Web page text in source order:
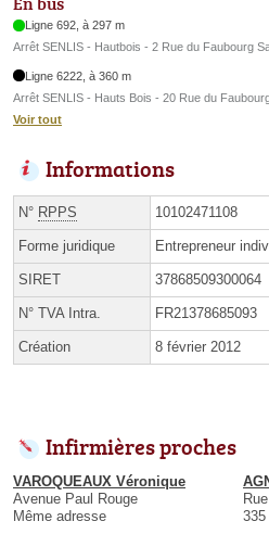
Ligne 692, à 297 m
Arrêt SENLIS - Hautbois - 2 Rue du Faubourg
Ligne 6222, à 360 m
Arrêt SENLIS - Hauts Bois - 20 Rue du
Voir tout
Informations
N° RPPS 10102471108
Forme juridique Entrepreneur
SIRET 37868509300064
N° TVA Intra. FR21378685093
Création 8 février 2012
Infirmières proches
VAROQUEAUX Véronique
Avenue Paul Rouge
Même adresse
335